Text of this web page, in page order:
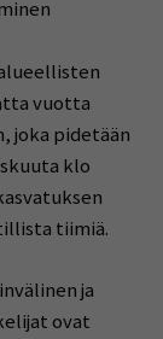
vuotta
joka pidetään
klo
tiimiä.
ja
ovat